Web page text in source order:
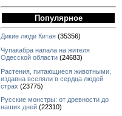
Популярное
Дикие люди Китая (35356)
Чупакабра напала на жителя
Одесской области (24683)
Растения, питающиеся животными,
издавна вселяли в сердца людей
страх (23775)
Русские монстры: от древности до
наших дней (22310)